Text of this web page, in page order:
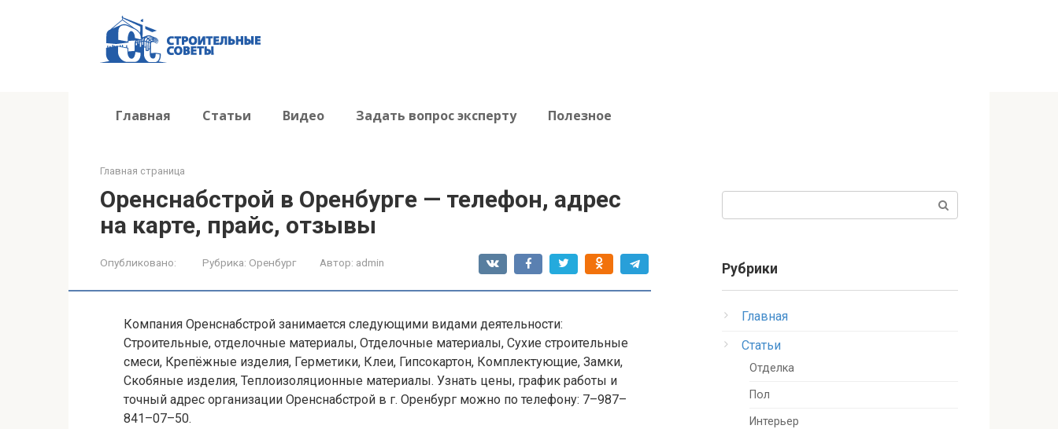
Главная Статьи Видео Задать вопрос эксперту Полезное
Главная страница
Оренснабстрой в Оренбурге — телефон, адрес
на карте, прайс, отзывы
Опубликовано: Рубрика: Оренбург Автор: admin
Компания Оренснабстрой занимается следующими видами деятельности:
Строительные, отделочные материалы, Отделочные материалы, Сухие строительные
смеси, Крепёжные изделия, Герметики, Клеи, Гипсокартон, Комплектующие, Замки,
Скобяные изделия, Теплоизоляционные материалы. Узнать цены, график работы и
точный адрес организации Оренснабстрой в г. Оренбург можно по телефону: 7–987–
841–07–50.
Рубрики
Главная
Статьи
Отделка
Пол
Интерьер